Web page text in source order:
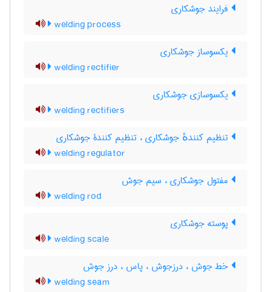
فرایند جوشکاری
welding process
یکسوساز جوشکاری
welding rectifier
یکسوسازی جوشکاری
welding rectifiers
تنظیم کنندهٔ جوشکاری ، تنظیم کنندۀ جوشکاری
welding regulator
مفتول جوشکاری ، سیم جوش
welding rod
پوسته جوشکاری
welding scale
خط جوش ، درزجوش ، پاس ، درز جوش
welding seam